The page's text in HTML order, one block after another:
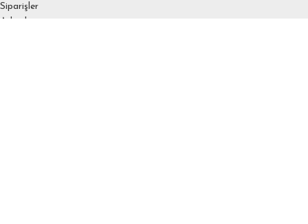
Siparişler
Adresler